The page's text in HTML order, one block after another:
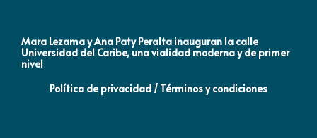
Mara Lezama y Ana Paty Peralta inauguran la calle
Universidad del Caribe, una vialidad moderna y de primer
nivel
Política de privacidad / Términos y condiciones